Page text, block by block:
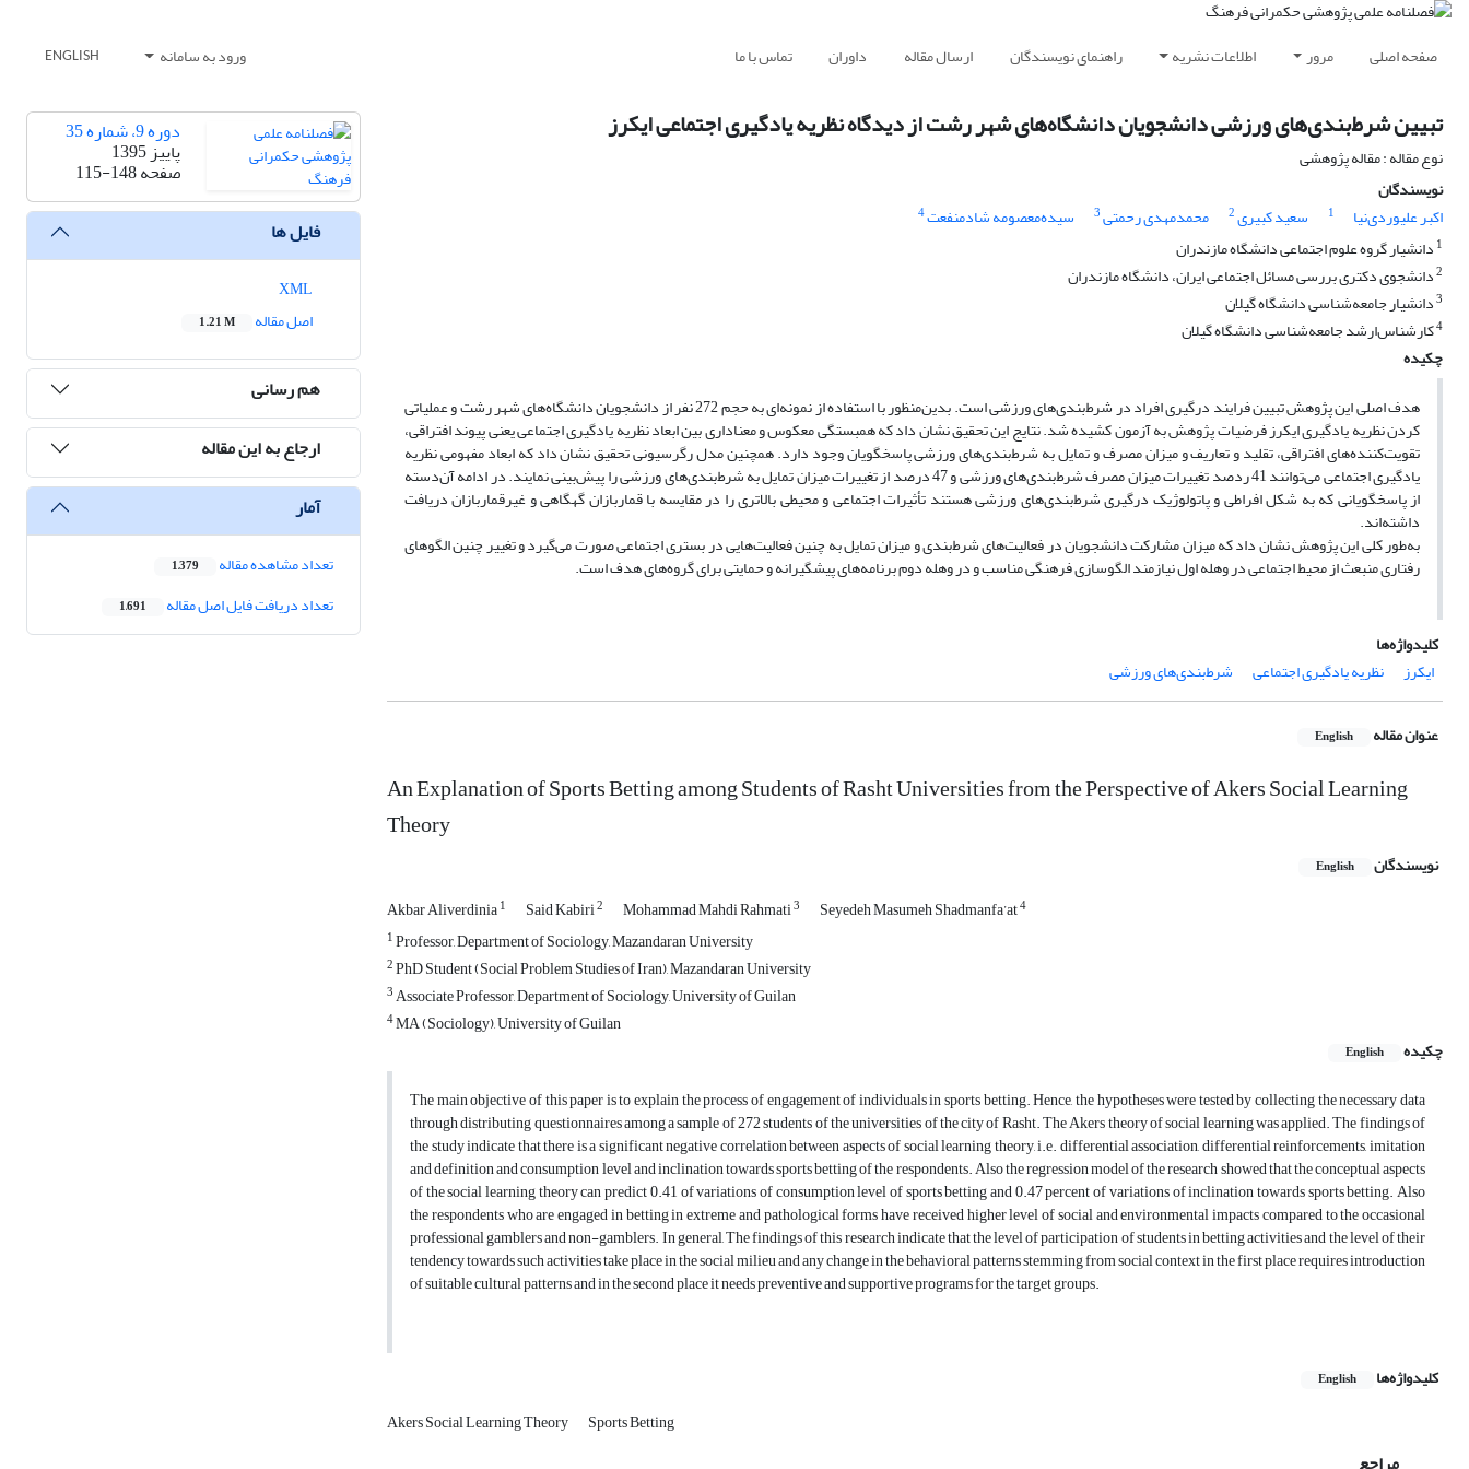
صفحه اصلی مرور اطلاعات نشریه راهنمای نویسندگان ارسال مقاله داوران تماس با ما ورود به سامانه ENGLISH
تبیین شرط‌بندی‌های ورزشی دانشجویان دانشگاه‌های شهر رشت از دیدگاه نظریه یادگیری اجتماعی ایکرز
نوع مقاله : مقاله پژوهشی
نویسندگان
اکبر علیوردی‌نیا
1 سعید کبیری2 محمدمهدی رحمتی3 سیده‌معصومه شادمنفعت4
1 دانشیار گروه علوم اجتماعی دانشگاه مازندران
2دانشجوی دکتری بررسی مسائل اجتماعی ایران، دانشگاه مازندران
3دانشیار جامعه‌شناسی دانشگاه گیلان
4کارشناس‌ارشد جامعه‌شناسی دانشگاه گیلان
چکیده
هدف اصلی این پژوهش تبیین فرایند درگیری افراد در شرط‌بندی‌های ورزشی است. بدین‌منظور با استفاده از نمونه‌ای به حجم 272 نفر از دانشجویان دانشگاه‌های شهر رشت و عملیاتی
کردن نظریه یادگیری ایکرز فرضیات پژوهش به آزمون کشیده شد. نتایج این تحقیق نشان داد که همبستگی معکوس و معناداری بین ابعاد نظریه یادگیری اجتماعی یعنی پیوند افتراقی،
تقویت‌کننده‌های افتراقی، تقلید و تعاریف و میزان مصرف و تمایل به شرط‌بندی‌های ورزشی پاسخگویان وجود دارد. همچنین مدل رگرسیونی تحقیق نشان داد که ابعاد مفهومی نظریه
یادگیری اجتماعی می‌توانند 41 ردصد تغییرات میزان مصرف شرط‌بندی‌های ورزشی و 47 درصد از تغییرات میزان تمایل به شرط‌بندی‌های ورزشی را پیش‌بینی نمایند. در ادامه آن‌دسته
از پاسخگویانی که به شکل افراطی و پاتولوژیک درگیری شرط‌بندی‌‌های ورزشی هستند تأثیرات اجتماعی و محیطی بالاتری را در مقایسه با قماربازان گهگاهی و غیرقماربازان دریافت
داشته‌اند.
به‌طور کلی این پژوهش نشان داد که میزان مشارکت دانشجویان در فعالیت‌های شرط‌بندی و میزان تمایل به چنین فعالیت‌هایی در بستری اجتماعی صورت می‌گیرد و تغییر چنین الگو‌های
رفتاری منبعث از محیط اجتماعی در وهله اول نیازمند الگوسازی فرهنگی مناسب و در وهله دوم برنامه‌های پیشگیرانه و حمایتی برای گروه‌های هدف است.
کلیدواژه‌ها
ایکرز
نظریه یادگیری اجتماعی شرط‌بندی‌های ورزشی
عنوان مقاله English
An Explanation of Sports Betting among Students of Rasht Universities from the Perspective of Akers Social Learning
Theory
نویسندگان English
Akbar Aliverdinia1 Said Kabiri2 Mohammad Mahdi Rahmati3 Seyedeh Masumeh Shadmanfa’at4
1Professor, Department of Sociology, Mazandaran University
2PhD Student (Social Problem Studies of Iran), Mazandaran University
3Associate Professor, Department of Sociology, University of Guilan
4MA (Sociology), University of Guilan
چکیده
English
The main objective of this paper is to explain the process of engagement of individuals in sports betting. Hence, the hypotheses were tested by collecting the necessary data
through distributing questionnaires among a sample of 272 students of the universities of the city of Rasht. The Akers theory of social learning was applied. The findings of
the study indicate that there is a significant negative correlation between aspects of social learning theory, i.e. differential association, differential reinforcements, imitation
and definition and consumption level and inclination towards sports betting of the respondents. Also the regression model of the research showed that the conceptual aspects
of the social learning theory can predict 0.41 of variations of consumption level of sports betting and 0.47 percent of variations of inclination towards sports betting. Also
the respondents who are engaged in betting in extreme and pathological forms have received higher level of social and environmental impacts compared to the occasional
professional gamblers and non-gamblers. In general, The findings of this research indicate that the level of participation of students in betting activities and the level of their
tendency towards such activities take place in the social milieu and any change in the behavioral patterns stemming from social context in the first place requires introduction
of suitable cultural patterns and in the second place it needs preventive and supportive programs for the target groups.
کلیدواژه‌ها English
Akers Social Learning Theory Sports Betting
دوره 9، شماره 35
پاییز 1395
صفحه115-148
فایل ها
اصل مقاله
1.21 M
هم رسانی
ارجاع به این مقاله
آمار
تعداد مشاهده مقاله 1,379
تعداد دریافت فایل اصل مقاله 1,691